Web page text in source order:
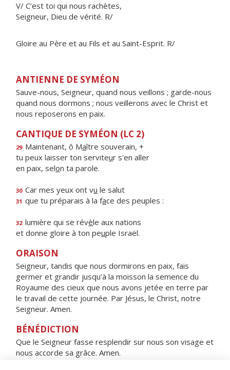
V/ C’est toi qui nous rachètes,
Seigneur, Dieu de vérité. R/
Gloire au Père et au Fils et au Saint-Esprit. R/
ANTIENNE DE SYMÉON
Sauve-nous, Seigneur, quand nous veillons ; garde-nous
quand nous dormons ; nous veillerons avec le Christ et
nous reposerons en paix.
CANTIQUE DE SYMÉON (LC 2)
29 Maintenant, ô Maître souverain, +
tu peux laisser ton serviteur s'en aller
en paix, selon ta parole.
30 Car mes yeux ont vu le salut
31 que tu préparais à la face des peuples :
32 lumière qui se révèle aux nations
et donne gloire à ton peuple Israël.
ORAISON
Seigneur, tandis que nous dormirons en paix, fais
germer et grandir jusqu’à la moisson la semence du
Royaume des cieux que nous avons jetée en terre par
le travail de cette journée. Par Jésus, le Christ, notre
Seigneur. Amen.
BÉNÉDICTION
Que le Seigneur fasse resplendir sur nous son visage et
nous accorde sa grâce. Amen.